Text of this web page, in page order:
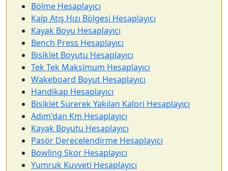
Bölme Hesaplayıcı
Kalp Atış Hızı Bölgesi Hesaplayıcı
Kayak Boyu Hesaplayıcı
Bench Press Hesaplayıcı
Bisiklet Boyutu Hesaplayıcı
Tek Tek Maksimum Hesaplayıcı
Wakeboard Boyut Hesaplayıcı
Handikap Hesaplayıcı
Bisiklet Sürerek Yakılan Kalori Hesaplayıcı
Adım'dan Km Hesaplayıcı
Kayak Boyutu Hesaplayıcı
Pasör Derecelendirme Hesaplayıcı
Bowling Skor Hesaplayıcı
Yumruk Kuvveti Hesaplayıcı